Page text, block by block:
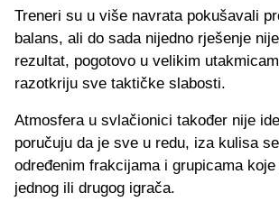
Treneri su u više navrata pokušavali
balans, ali do sada nijedno rješenje
rezultat, pogotovo u velikim
razotkriju sve taktičke slabosti.
Atmosfera u svlačionici također nije
poručuju da je sve u redu, iza kulisa
određenim frakcijama i grupicama
jednog ili drugog igrača.